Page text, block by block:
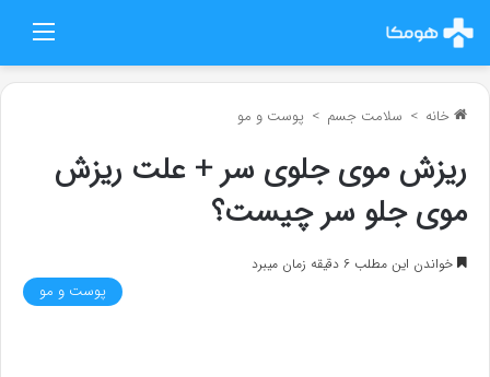
خانه > سلامت جسم > پوست و مو
ریزش موی جلوی سر + علت ریزش
موی جلو سر چیست؟
خواندن این مطلب 6 دقیقه زمان میبرد
پوست و مو